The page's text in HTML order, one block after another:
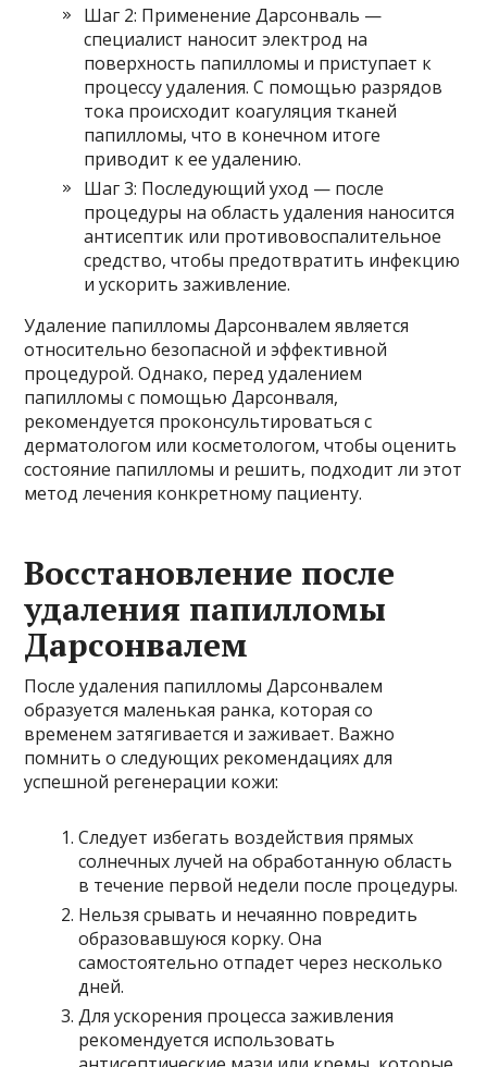
Шаг 2: Применение Дарсонваль —
специалист наносит электрод на
поверхность папилломы и приступает к
процессу удаления. С помощью разрядов
тока происходит коагуляция тканей
папилломы, что в конечном итоге
приводит к ее удалению.
Шаг 3: Последующий уход — после
процедуры на область удаления наносится
антисептик или противовоспалительное
средство, чтобы предотвратить инфекцию
и ускорить заживление.
Удаление папилломы Дарсонвалем является
относительно безопасной и эффективной
процедурой. Однако, перед удалением
папилломы с помощью Дарсонваля,
рекомендуется проконсультироваться с
дерматологом или косметологом, чтобы оценить
состояние папилломы и решить, подходит ли этот
метод лечения конкретному пациенту.
Восстановление после
удаления папилломы
Дарсонвалем
После удаления папилломы Дарсонвалем
образуется маленькая ранка, которая со
временем затягивается и заживает. Важно
помнить о следующих рекомендациях для
успешной регенерации кожи:
Следует избегать воздействия прямых
солнечных лучей на обработанную область
в течение первой недели после процедуры.
Нельзя срывать и нечаянно повредить
образовавшуюся корку. Она
самостоятельно отпадет через несколько
дней.
Для ускорения процесса заживления
рекомендуется использовать